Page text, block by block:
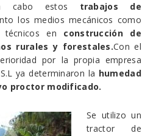
cabo estos trabajos de
los medios mecánicos como
técnicos en construcción de
rurales y forestales.Con el
por la propia empresa
ya determinaron la humedad
proctor modificado.
Se utilizo un
tractor de